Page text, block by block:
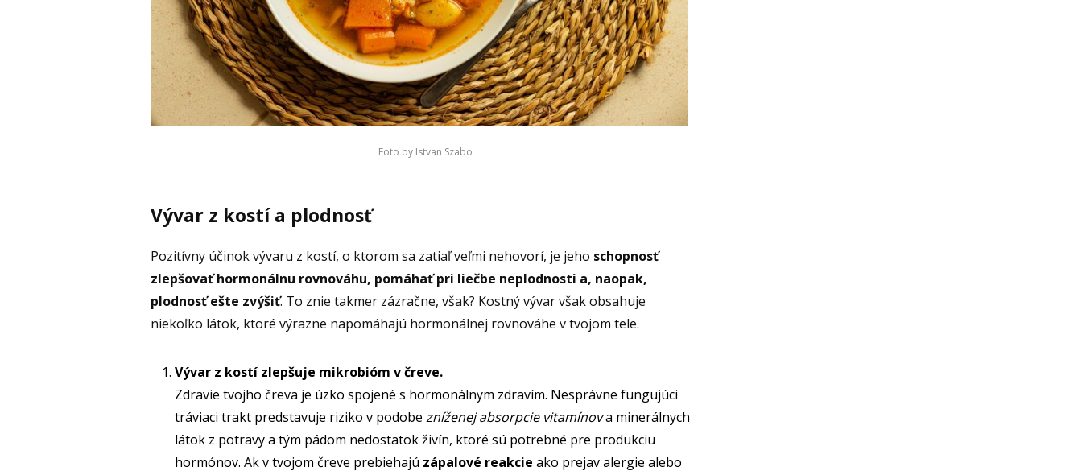
Foto by Istvan Szabo
Vývar z kostí a plodnosť
Pozitívny účinok vývaru z kostí, o ktorom sa zatiaľ veľmi nehovorí, je jeho schopnosť
zlepšovať hormonálnu rovnováhu, pomáhať pri liečbe neplodnosti a, naopak,
plodnosť ešte zvýšiť. To znie takmer zázračne, však? Kostný vývar však obsahuje
niekoľko látok, ktoré výrazne napomáhajú hormonálnej rovnováhe v tvojom tele.
Vývar z kostí zlepšuje mikrobióm v čreve.
Zdravie tvojho čreva je úzko spojené s hormonálnym zdravím. Nesprávne fungujúci
tráviaci trakt predstavuje riziko v podobe zníženej absorpcie vitamínova minerálnych
látok z potravy a tým pádom nedostatok živín, ktoré sú potrebné pre produkciu
hormónov. Ak v tvojom čreve prebiehajú zápalové reakcie ako prejav alergie alebo